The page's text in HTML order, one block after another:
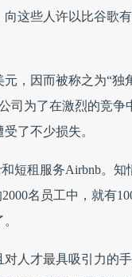
这些人许以比谷歌
，因而被称之为“独
司为了在激烈的竞争
了不少损失。
短租服务Airbnb。
名员工中，就有
人才最具吸引力的